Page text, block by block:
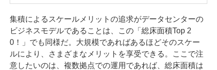
集積によるスケールメリットの追求がデータセンターの
ビジネスモデルであることは、この「総床面積Top 2
0！」でも同様だ。大規模であればあるほどそのスケー
ルにより、さまざまなメリットを享受できる。ここで注
意したいのは、複数拠点での運用であれば、総床面積は